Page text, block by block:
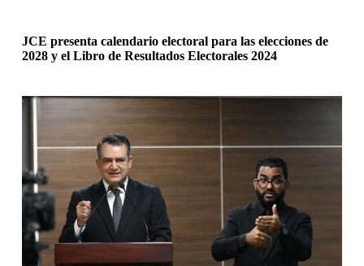
JCE presenta calendario electoral para las elecciones de
2028 y el Libro de Resultados Electorales 2024